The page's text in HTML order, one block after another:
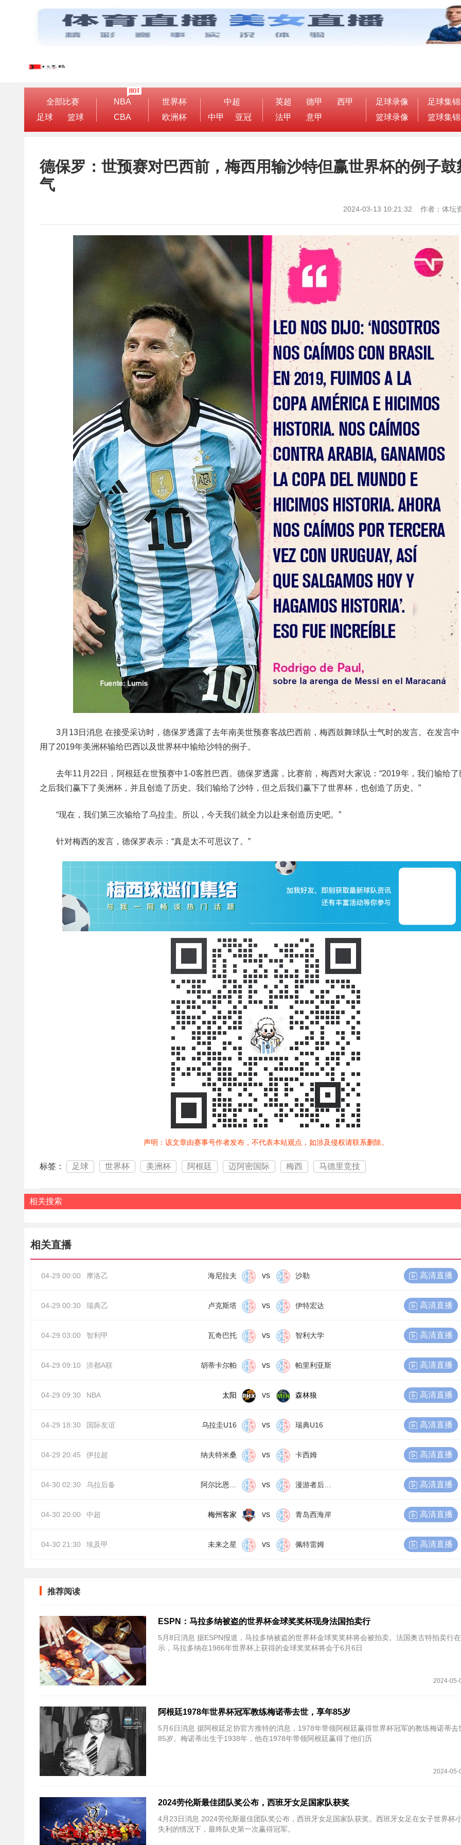
全部比赛
足球
篮球
NBA
CBA
世界杯
欧洲杯
中超
中甲
亚冠
英超 德甲
西甲
法甲
意甲
足球录像
篮球录像
足球集锦
篮球集锦
德保罗：世预赛对巴西前，梅西用输沙特但赢世界杯的例子鼓
气
2024-03-13 10:21:32 作者：体坛
3月13日消息 在接受采访时，德保罗透露了去年南美世预赛客战巴西前，梅西鼓舞球队士气时的发言。在发言中
用了2019年美洲杯输给巴西以及世界杯中输给沙特的例子。
去年11月22日，阿根廷在世预赛中1-0客胜巴西。德保罗透露，比赛前，梅西对大家说：“2019年，我们输给了
之后我们赢下了美洲杯，并且创造了历史。我们输给了沙特，但之后我们赢下了世界杯，也创造了历史。”
“现在，我们第三次输给了乌拉圭。所以，今天我们就全力以赴来创造历史吧。”
针对梅西的发言，德保罗表示：“真是太不可思议了。”
声明：该文章由赛事号作者发布，不代表本站观点，如涉及侵权请联系删除。
标签： 足球 世界杯 美洲杯 阿根廷 迈阿密国际 梅西 马德里竞技
相关搜索
相关直播
04-29 00:00 摩洛乙 海尼拉夫 vs 沙勒 高清直播
04-29 00:30 瑞典乙 卢克斯塔 vs 伊特宏达 高清直播
04-29 03:00 智利甲 瓦奇巴托 vs 智利大学 高清直播
04-29 09:10 洪都A联 胡蒂卡尔帕 vs 帕里利亚斯 高清直播
04-29 09:30 NBA 太阳 vs 森林狼 高清直播
04-29 18:30 国际友谊 乌拉圭U16 vs 瑞典U16 高清直播
04-29 20:45 伊拉超 纳夫特米桑 vs 卡西姆 高清直播
04-30 02:30 乌拉后备 vs 高清直播
04-30 20:00 中超 梅州客家 vs 青岛西海岸 高清直播
04-30 21:30 埃及甲 未来之星 vs 佩特雷姆 高清直播
推荐阅读
ESPN：马拉多纳被盗的世界杯金球奖奖杯现身法国拍卖行
5月8日消息 据ESPN报道，马拉多纳被盗的世界杯金球奖奖杯将会被拍卖。法国奥古特拍卖行
示，马拉多纳在1986年世界杯上获得的金球奖奖杯将会于6月6日
2024-05-
阿根廷1978年世界杯冠军教练梅诺蒂去世，享年85岁
5月6日消息 据阿根廷足协官方推特的消息，1978年带领阿根廷赢得世界杯冠军的教练梅诺蒂去
85岁。梅诺蒂出生于1938年，他在1978年带领阿根廷赢得了他们历
2024-05-
2024劳伦斯最佳团队奖公布，西班牙女足国家队获奖
4月23日消息 2024劳伦斯最佳团队奖公布，西班牙女足国家队获奖。西班牙女足在女子世界杯
失利的情况下，最终队史第一次赢得冠军。